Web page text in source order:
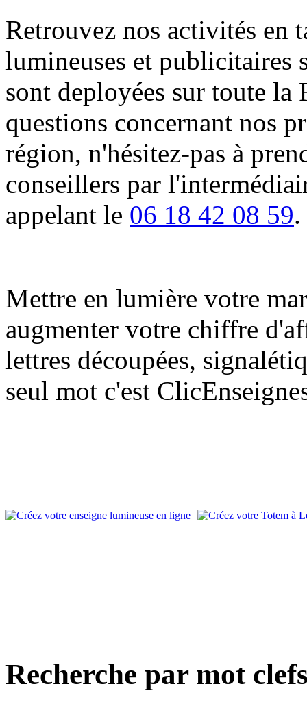
Retrouvez nos activités en
lumineuses et publicitaires
sont deployées sur toute la
questions concernant nos
région, n'hésitez-pas à
conseillers par
appelant le 06 18 42 08 59.
Mettre en lumière votre
augmenter votre chiffre
lettres découpées,
seul mot c'est
Recherche par mot